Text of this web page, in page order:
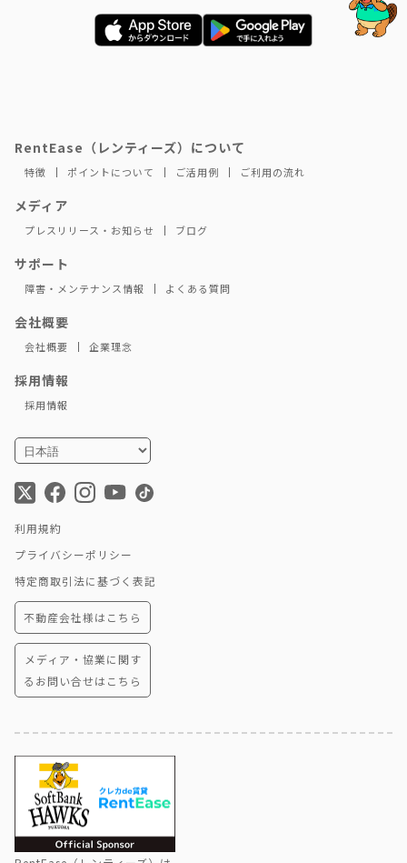
RentEase（レンティーズ）について
特徴 ポイントについて ご活用例 ご利用の流れ
メディア
プレスリリース・お知らせ ブログ
サポート
障害・メンテナンス情報 よくある質問
会社概要
会社概要 企業理念
採用情報
採用情報
利用規約
プライバシーポリシー
特定商取引法に基づく表記
不動産会社様はこちら
メディア・協業に関す
るお問い合せはこちら